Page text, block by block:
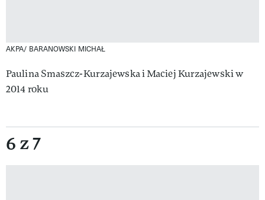
AKPA/ BARANOWSKI MICHAŁ
Paulina Smaszcz-Kurzajewska i Maciej Kurzajewski w
2014 roku
6 z 7